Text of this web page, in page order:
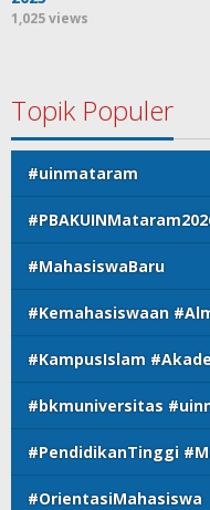
1,025 views
Topik Populer
#uinmataram
#MahasiswaBaru
#Kemahasiswaan
#KampusIslam
#bkmuniversitas
#PendidikanTinggi
#OrientasiMahasiswa